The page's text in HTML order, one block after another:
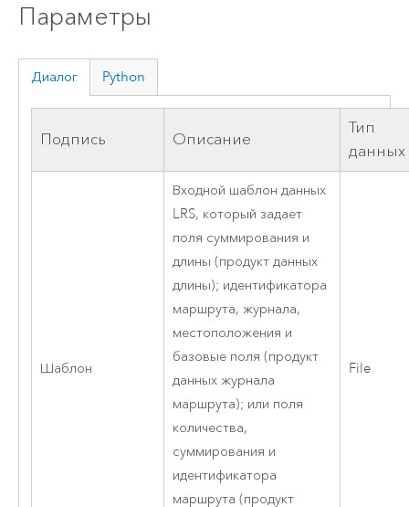
Параметры
Диалог Python
Подпись Описание
Тип
данных
Шаблон
Входной шаблон данных
LRS, который задает
поля суммирования и
длины (продукт данных
длины); идентификатора
маршрута, журнала,
местоположения и
базовые поля (продукт
данных журнала
маршрута); или поля
количества,
суммирования и
идентификатора
маршрута (продукт
File